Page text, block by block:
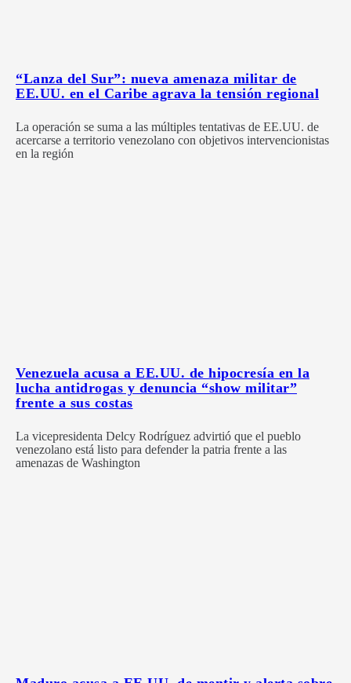
“Lanza del Sur”: nueva amenaza militar de
EE.UU. en el Caribe agrava la tensión regional
La operación se suma a las múltiples tentativas de EE.UU. de
acercarse a territorio venezolano con objetivos intervencionistas
en la región
Venezuela acusa a EE.UU. de hipocresía en la
lucha antidrogas y denuncia “show militar”
frente a sus costas
La vicepresidenta Delcy Rodríguez advirtió que el pueblo
venezolano está listo para defender la patria frente a las
amenazas de Washington